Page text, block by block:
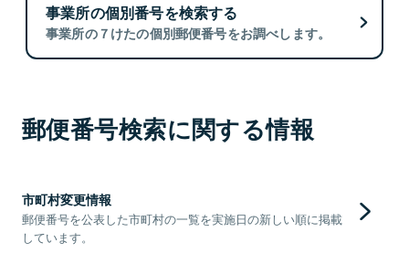
事業所の個別番号を検索する
事業所の７けたの個別郵便番号をお調べします。
郵便番号検索に関する情報
市町村変更情報
郵便番号を公表した市町村の一覧を実施日の新しい順に掲載
しています。